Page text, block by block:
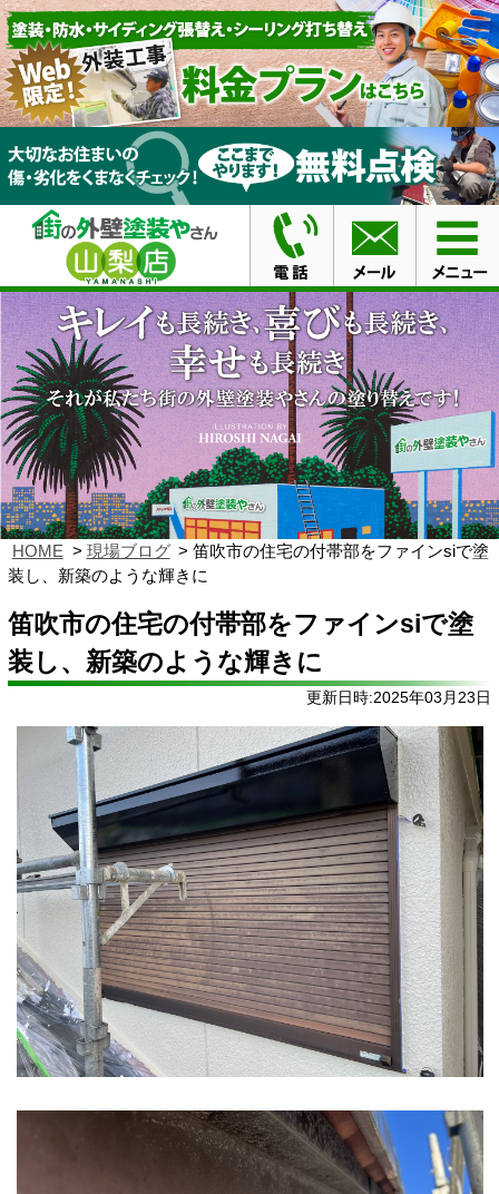
HOME 現場ブログ
笛吹市の住宅の付帯部をファインsiで塗
装し、新築のような輝きに
笛吹市の住宅の付帯部をファインsiで塗
装し、新築のような輝きに
更新日時:2025年03月23日